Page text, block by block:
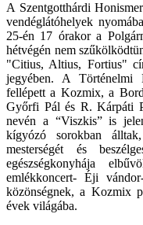
A Szentgotthárdi
vendéglátóhelyek
25-én 17 órakor a
hétvégén nem
"Citius, Altius, Fortius"
jegyében. A Történelmi
fellépett a Kozmix, a
Győrfi Pál és R. Kárpáti
nevén a “Viszkis” is
kígyózó sorokban
mesterségét és
egészségkonyhája
emlékkoncert- Éji
közönségnek, a Kozmix
évek világába.